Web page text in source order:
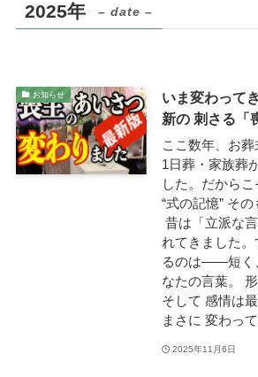
2025年 – date –
お知らせ
いま変わって
新の 刺さる「
ここ数年、お葬
1日葬・家族葬
した。だから
“式の記憶” その
昔は「立派な
れてきました。
るのは——短く
なたの言葉。
そして 感情は
まさに 変わっ
2025年11月6日